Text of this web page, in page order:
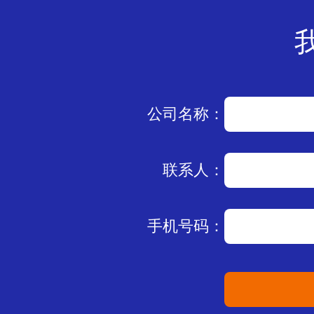
公司名称：
联系人：
手机号码：